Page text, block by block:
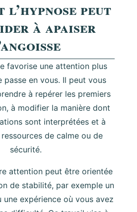
l’hypnose peut
à apaiser
favorise une attention plus
passe en vous. Il peut vous
à repérer les premiers
à modifier la manière dont
sont interprétées et à
de calme ou de
sécurité.
attention peut être orientée
de stabilité, par exemple un
une expérience où vous avez